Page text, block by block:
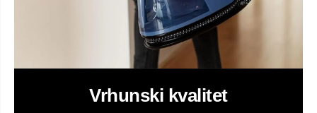
Vrhunski kvalitet